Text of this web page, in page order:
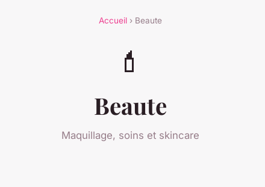
Accueil› Beaute
💄
Beaute
Maquillage, soins et skincare